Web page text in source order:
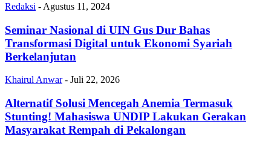
Redaksi - Agustus 11, 2024
Seminar Nasional di UIN Gus Dur Bahas
Transformasi Digital untuk Ekonomi Syariah
Berkelanjutan
Khairul Anwar - Juli 22, 2026
Alternatif Solusi Mencegah Anemia Termasuk
Stunting! Mahasiswa UNDIP Lakukan Gerakan
Masyarakat Rempah di Pekalongan